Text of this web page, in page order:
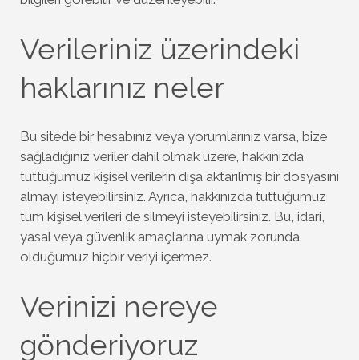
Verileriniz üzerindeki
haklarınız neler
Bu sitede bir hesabınız veya yorumlarınız varsa, bize
sağladığınız veriler dahil olmak üzere, hakkınızda
tuttuğumuz kişisel verilerin dışa aktarılmış bir dosyasını
almayı isteyebilirsiniz. Ayrıca, hakkınızda tuttuğumuz
tüm kişisel verileri de silmeyi isteyebilirsiniz. Bu, idari,
yasal veya güvenlik amaçlarına uymak zorunda
olduğumuz hiçbir veriyi içermez.
Verinizi nereye
gönderiyoruz